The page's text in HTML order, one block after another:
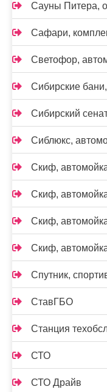
Сауны Питера,
Сафари,
Светофор,
Сибирские
Сибирский
Сиблюкс,
Скиф,
Скиф,
Скиф,
Скиф,
Спутник,
СтавГБО
Станция
СТО
СТО Драйв